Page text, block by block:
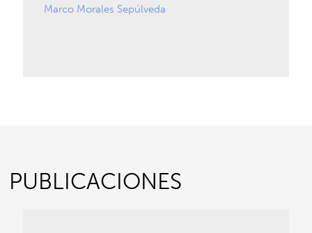
Marco Morales Sepúlveda
PUBLICACIONES